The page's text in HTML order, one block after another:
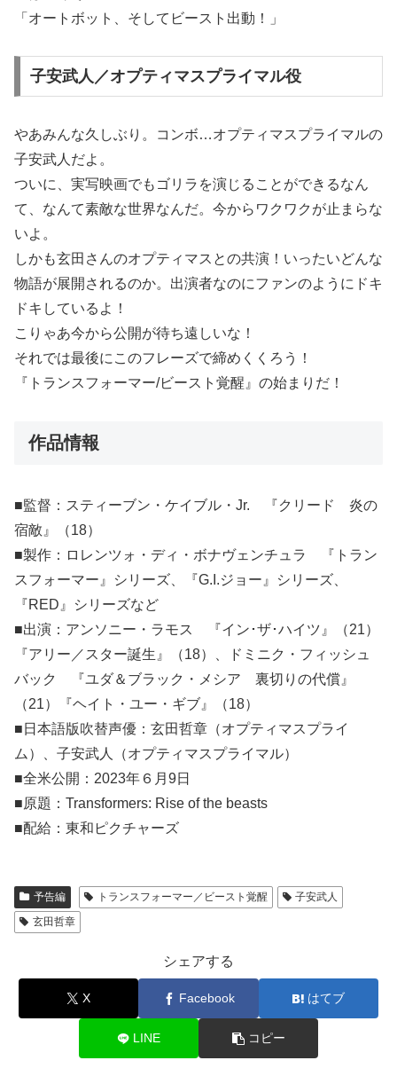
「オートボット、そしてビースト出動！」
子安武人／オプティマスプライマル役
やあみんな久しぶり。コンボ…オプティマスプライマルの
子安武人だよ。
ついに、実写映画でもゴリラを演じることができるなん
て、なんて素敵な世界なんだ。今からワクワクが止まらな
いよ。
しかも玄田さんのオプティマスとの共演！いったいどんな
物語が展開されるのか。出演者なのにファンのようにドキ
ドキしているよ！
こりゃあ今から公開が待ち遠しいな！
それでは最後にこのフレーズで締めくくろう！
『トランスフォーマー/ビースト覚醒』の始まりだ！
作品情報
■監督：スティーブン・ケイブル・Jr. 『クリード 炎の
宿敵』（18）
■製作：ロレンツォ・ディ・ボナヴェンチュラ 『トラン
スフォーマー』シリーズ、『G.I.ジョー』シリーズ、
『RED』シリーズなど
■出演：アンソニー・ラモス 『イン･ザ･ハイツ』（21）
『アリー／スター誕生』（18）、ドミニク・フィッシュ
バック 『ユダ＆ブラック・メシア 裏切りの代償』
（21）『ヘイト・ユー・ギブ』（18）
■日本語版吹替声優：玄田哲章（オプティマスプライ
ム）、子安武人（オプティマスプライマル）
■全米公開：2023年６月9日
■原題：Transformers: Rise of the beasts
■配給：東和ピクチャーズ
予告編 トランスフォーマー／ビースト覚醒
子安武人
玄田哲章
シェアする
X Facebook はてブ
LINE コピー